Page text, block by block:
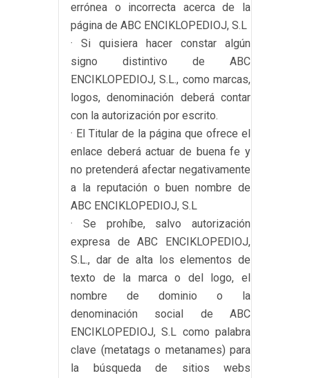
errónea o incorrecta acerca de la
página de ABC ENCIKLOPEDIOJ, S.L
· Si quisiera hacer constar algún
signo distintivo de ABC
ENCIKLOPEDIOJ, S.L., como marcas,
logos, denominación deberá contar
con la autorización por escrito.
· El Titular de la página que ofrece el
enlace deberá actuar de buena fe y
no pretenderá afectar negativamente
a la reputación o buen nombre de
ABC ENCIKLOPEDIOJ, S.L
· Se prohíbe, salvo autorización
expresa de ABC ENCIKLOPEDIOJ,
S.L., dar de alta los elementos de
texto de la marca o del logo, el
nombre de dominio o la
denominación social de ABC
ENCIKLOPEDIOJ, S.L como palabra
clave (metatags o metanames) para
la búsqueda de sitios webs